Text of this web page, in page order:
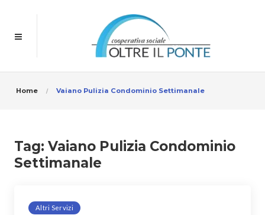
Home Vaiano Pulizia Condominio Settimanale
Tag: Vaiano Pulizia Condominio
Settimanale
Altri Servizi